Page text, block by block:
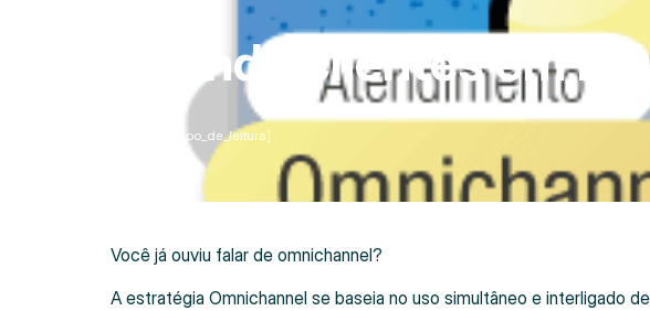
Atendendo clientes em
Tempo de leitura:[tempo_de_leitura]
Você já ouviu falar de omnichannel?
A estratégia Omnichannel se baseia no uso simultâneo e interligado